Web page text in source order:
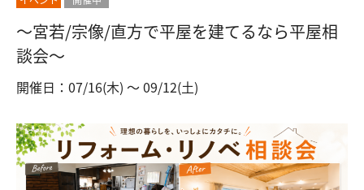
～宮若/宗像/直方で平屋を建てるなら平屋相
談会～
開催日：07/16(木) 〜 09/12(土)